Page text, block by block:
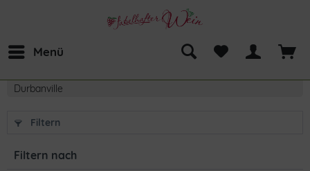
Menü
Durbanville
Filtern
Filtern nach